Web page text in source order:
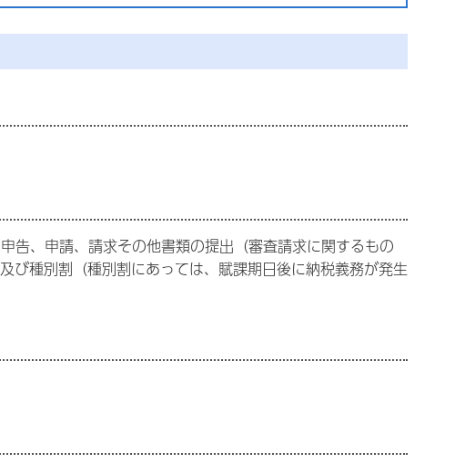
、申請、請求その他書類の提出（審査請求に関するもの
び種別割（種別割にあっては、賦課期日後に納税義務が発生